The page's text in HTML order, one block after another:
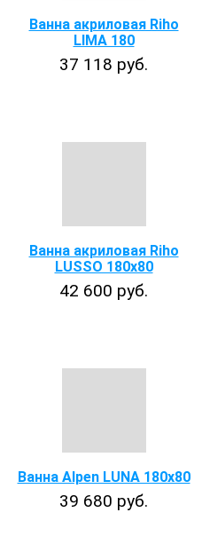
Ванна акриловая Riho
LIMA 180
37 118 руб.
Ванна акриловая Riho
LUSSO 180x80
42 600 руб.
Ванна Alpen LUNA 180x80
39 680 руб.